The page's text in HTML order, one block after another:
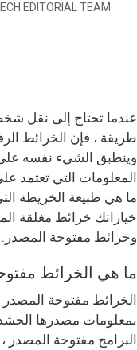
EDITORIAL TEAM -
عندما تحتاج إلى نقل
وينطبق الشيء نفسه على
المعلومات التي تعتمد
ما هي طبيعة الخريطة
خياراتك خرائط مغلقة
وخرائط مفتوحة المصدر.
ما هي الخرائط
الخرائط مفتوحة
بمعلومات مصدرها
البرامج مفتوحة المصدر